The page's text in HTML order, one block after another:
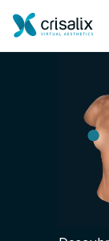
Página
Plataforma